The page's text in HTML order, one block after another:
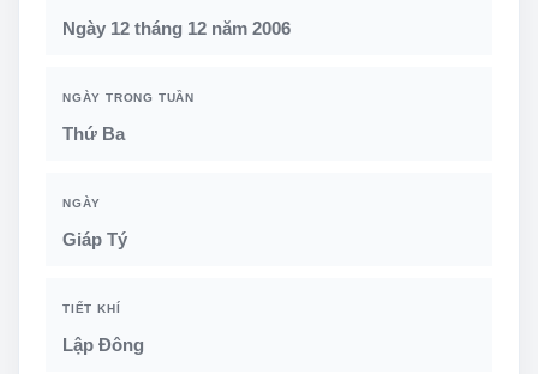
Ngày 12 tháng 12 năm 2006
NGÀY TRONG TUẦN
Thứ Ba
NGÀY
Giáp Tý
TIẾT KHÍ
Lập Đông